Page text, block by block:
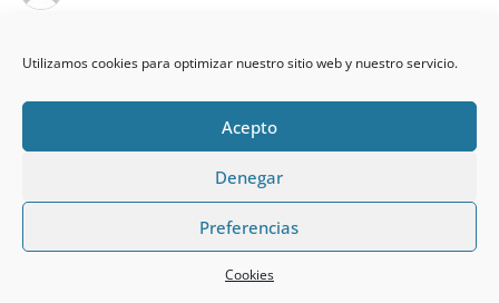
Utilizamos cookies para optimizar nuestro sitio web y nuestro servicio.
Acepto
Denegar
Preferencias
Cookies
tadalafil rx
el 29 de marzo de 2022 a las 18:16 Enlace permanente
cheap stromectol